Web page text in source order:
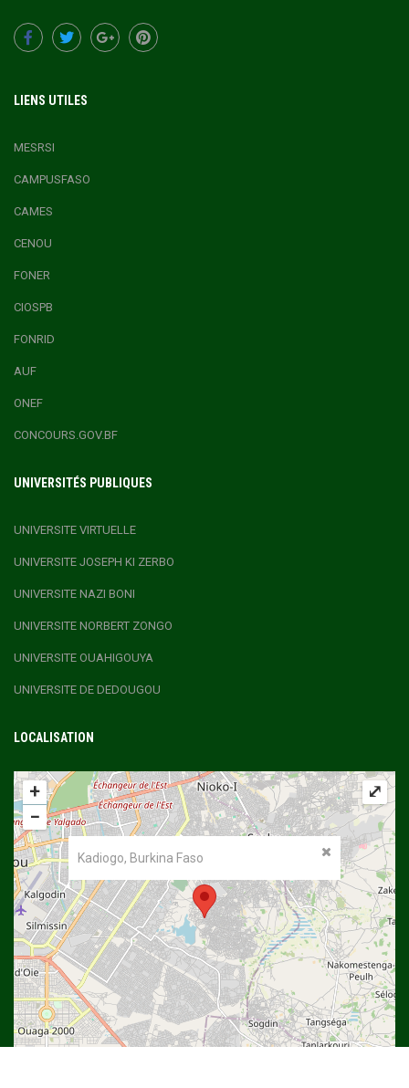
LIENS UTILES
MESRSI
CAMPUSFASO
CAMES
CENOU
FONER
CIOSPB
FONRID
AUF
ONEF
CONCOURS.GOV.BF
UNIVERSITÉS PUBLIQUES
UNIVERSITE VIRTUELLE
UNIVERSITE JOSEPH KI ZERBO
UNIVERSITE NAZI BONI
UNIVERSITE NORBERT ZONGO
UNIVERSITE OUAHIGOUYA
UNIVERSITE DE DEDOUGOU
LOCALISATION
Kadiogo, Burkina Faso
+
−
⤢